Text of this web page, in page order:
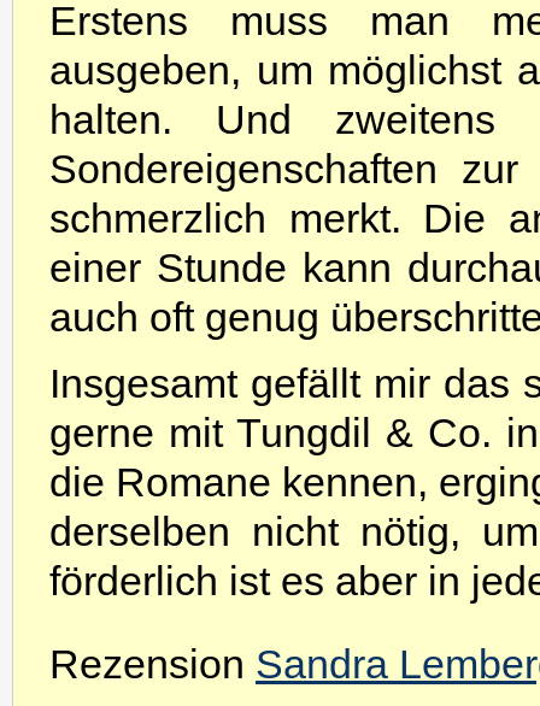
Erstens muss man
ausgeben, um möglichst
halten. Und zweitens
Sondereigenschaften
schmerzlich merkt. Die
einer Stunde kann
auch oft genug
Insgesamt gefällt mir das
gerne mit Tungdil & Co.
die Romane kennen,
derselben nicht nötig,
förderlich ist es aber in
Rezension Sandra